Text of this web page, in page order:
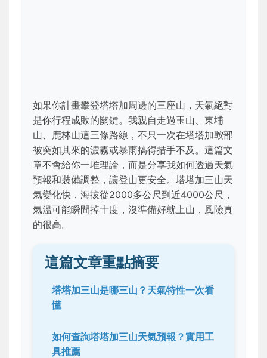
如果你計畫攀登塔塔加周邊的三座山，天氣絕對
是你行程成敗的關鍵。我親自走過玉山、東埔
山、鹿林山這三條路線，不只一次在塔塔加鞍部
被突如其來的濃霧或暴雨搞得措手不及。這篇文
章不會給你一堆理論，而是分享我如何透過天氣
預報和裝備調整，讓登山更安全。塔塔加三山天
氣變化快，海拔從2000多公尺到近4000公尺，
氣溫可能瞬間掉十度，沒準備好就上山，風險真
的很高。
這篇文章重點摘要
塔塔加三山是哪三山？天氣特性一次看
懂
如何查詢塔塔加三山天氣預報？實用工
具推薦